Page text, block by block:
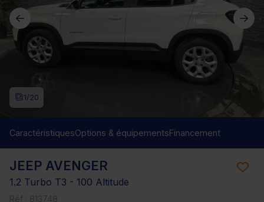
JEEP AVENGER
1.2 Turbo T3 - 100 Altitude
1/20
CaractéristiquesOptions & équipementsFinancement